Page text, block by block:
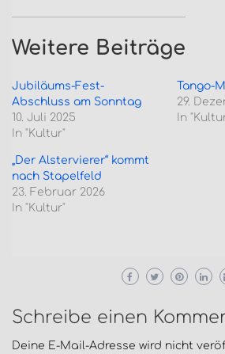
Weitere Beiträge
Jubiläums-Fest-
Abschluss am Sonntag
10. Juli 2025
In "Kultur"
Tango-
29.
In
„Der Alstervierer“ kommt
nach Stapelfeld
23. Februar 2026
In "Kultur"
Schreibe einen
Deine E-Mail-Adresse wird nicht